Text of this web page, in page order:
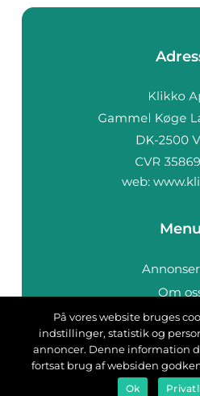
web:
Menu
Om
Kontakta
På vores website bruges
indstillinger, statistik og
annoncer. Denne information
fortsat brug af websiden
Ok